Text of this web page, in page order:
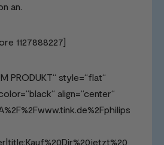
an.
1127888227]
PRODUKT“ style=“flat“
align=“center“